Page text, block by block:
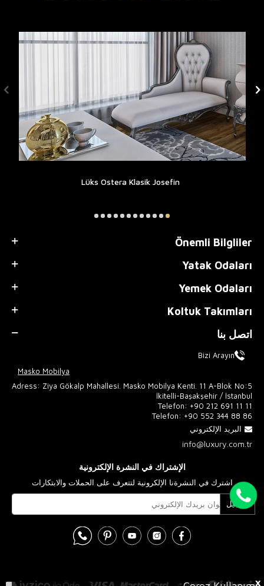
X
Lüks Ostera Klasik Josefin
Önemli Bilgliler
Yatak Odaları
Yemek Odaları
Koltuk Takımları
اتصل بنا
Bizi Arayın
Masko Mobilya
Adress: Ziya Gökalp Mahallesi. Masko Mobilya Kenti. 11 A-Blok No:5
İkitelli-Başakşehir / İstanbul
Telefon: +90 212 691 11 11
Telefon: +90 552 344 88 86
البريد الإلكتروني
info@luxury.com.tr
الإشتراك في النشرة الإلكترونية
اشترك في النشرةنا الإلكرونية لتتعرف على الحملات والابتكارات
تسجيل